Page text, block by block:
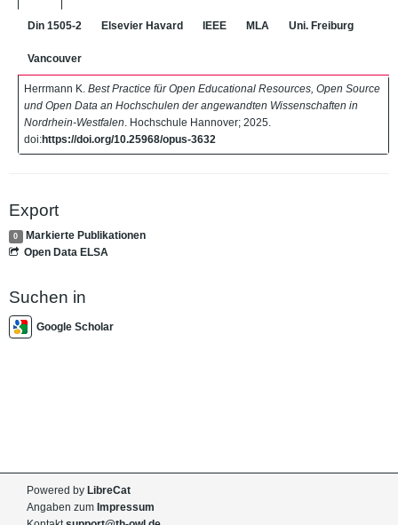
Din 1505-2 Elsevier Havard IEEE MLA Uni. Freiburg
Vancouver
Herrmann K. Best Practice für Open Educational Resources, Open Source
und Open Data an Hochschulen der angewandten Wissenschaften in
Nordrhein-Westfalen . Hochschule Hannover; 2025.
doi:https://doi.org/10.25968/opus-3632
Export
0
Markierte Publikationen
Open Data ELSA
Suchen in
Google Scholar
Powered by LibreCat
Angaben zum Impressum